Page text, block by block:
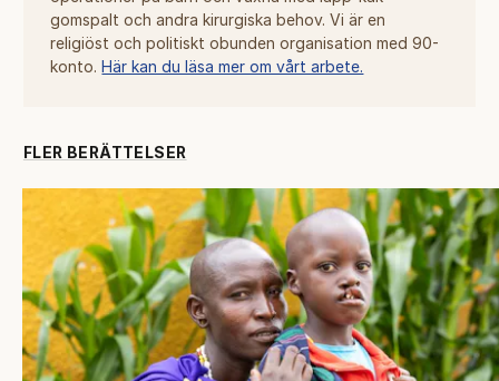
gomspalt och andra kirurgiska behov. Vi är en
religiöst och politiskt obunden organisation med 90-
konto. Här kan du läsa mer om vårt arbete.
FLER BERÄTTELSER